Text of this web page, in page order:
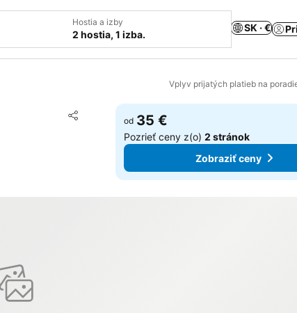
Hostia a izby
2 hostia, 1 izba.
SK · €
Vplyv prijatých platieb na
Zdieľať
Pridať do obľúbených
od 35 €
Pozrieť ceny z(o)2 stránok
Zobraziť ceny